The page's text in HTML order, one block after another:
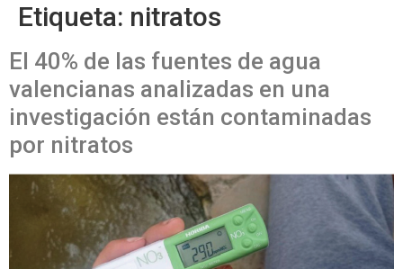
Etiqueta: nitratos
El 40% de las fuentes de agua
valencianas analizadas en una
investigación están contaminadas
por nitratos